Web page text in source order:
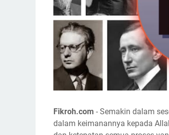
Fikroh.com - Semakin dalam
dalam keimanannya kepada